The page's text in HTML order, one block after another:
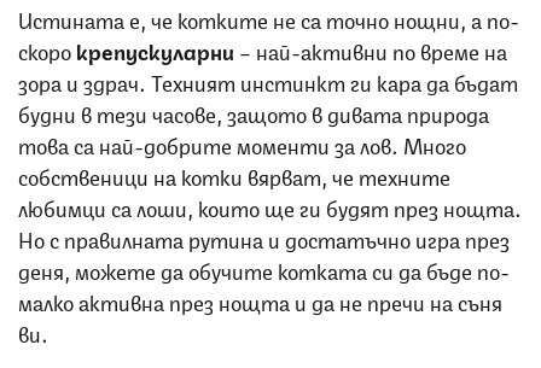
Истината е, че котките не са точно нощни, а по-
скорокрепускуларни – най-активни по време на
зора и здрач. Техният инстинкт ги кара да бъдат
будни в тези часове, защото в дивата природа
това са най-добрите моменти за лов. Много
собственици на котки вярват, че техните
любимци са лоши, които ще ги будят през нощта.
Но с правилната рутина и достатъчно игра през
деня, можете да обучите котката си да бъде по-
малко активна през нощта и да не пречи на съня
ви.